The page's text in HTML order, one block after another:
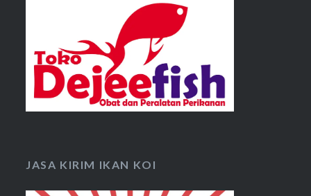
JASA KIRIM IKAN KOI